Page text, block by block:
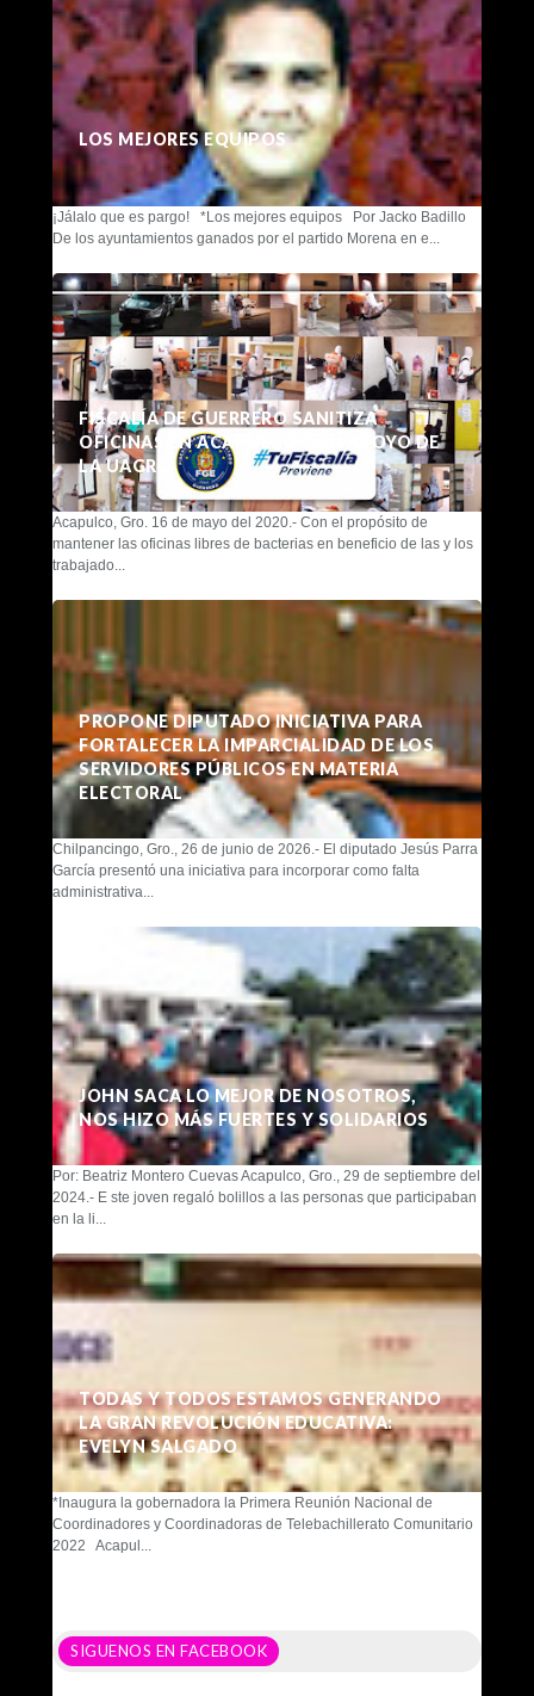
LOS MEJORES EQUIPOS
¡Jálalo que es pargo! *Los mejores equipos Por Jacko Badillo
De los ayuntamientos ganados por el partido Morena en e...
FISCALÍA DE GUERRERO SANITIZA
OFICINAS EN ACAPULCO CON APOYO DE
LA UAGRO
Acapulco, Gro. 16 de mayo del 2020.- Con el propósito de
mantener las oficinas libres de bacterias en beneficio de las y los
trabajado...
PROPONE DIPUTADO INICIATIVA PARA
FORTALECER LA IMPARCIALIDAD DE LOS
SERVIDORES PÚBLICOS EN MATERIA
ELECTORAL
Chilpancingo, Gro., 26 de junio de 2026.- El diputado Jesús Parra
García presentó una iniciativa para incorporar como falta
administrativa...
JOHN SACA LO MEJOR DE NOSOTROS,
NOS HIZO MÁS FUERTES Y SOLIDARIOS
Por: Beatriz Montero Cuevas Acapulco, Gro., 29 de septiembre del
2024.- E ste joven regaló bolillos a las personas que participaban
en la li...
TODAS Y TODOS ESTAMOS GENERANDO
LA GRAN REVOLUCIÓN EDUCATIVA:
EVELYN SALGADO
*Inaugura la gobernadora la Primera Reunión Nacional de
Coordinadores y Coordinadoras de Telebachillerato Comunitario
2022 Acapul...
SIGUENOS EN FACEBOOK